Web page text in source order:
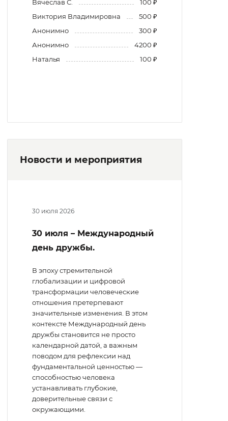
Вячеслав С.
100 ₽
Виктория Владимировна
500 ₽
Анонимно
300 ₽
Анонимно
4200 ₽
Наталья
100 ₽
Новости и мероприятия
30 июля 2026
30 июля – Международный
день дружбы.
В эпоху стремительной
глобализации и цифровой
трансформации человеческие
отношения претерпевают
значительные изменения. В этом
контексте Международный день
дружбы становится не просто
календарной датой, а важным
поводом для рефлексии над
фундаментальной ценностью —
способностью человека
устанавливать глубокие,
доверительные связи с
окружающими.